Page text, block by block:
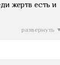
жертв есть и
развернуть